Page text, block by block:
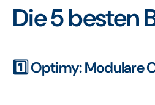
Die 5 besten
1️⃣ Optimy: Modulare